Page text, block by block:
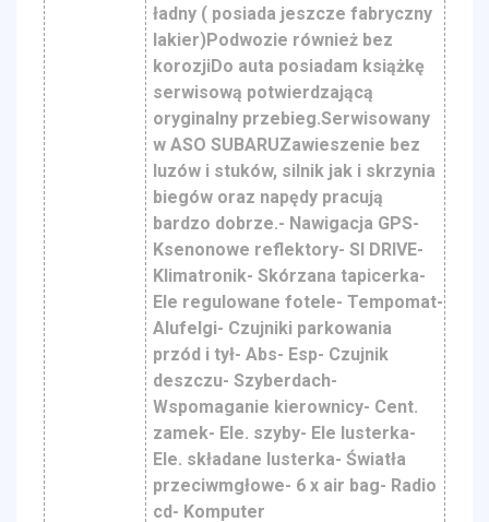
ładny ( posiada jeszcze fabryczny
lakier)Podwozie również bez
korozjiDo auta posiadam książkę
serwisową potwierdzającą
oryginalny przebieg.Serwisowany
w ASO SUBARUZawieszenie bez
luzów i stuków, silnik jak i skrzynia
biegów oraz napędy pracują
bardzo dobrze.- Nawigacja GPS-
Ksenonowe reflektory- SI DRIVE-
Klimatronik- Skórzana tapicerka-
Ele regulowane fotele- Tempomat-
Alufelgi- Czujniki parkowania
przód i tył- Abs- Esp- Czujnik
deszczu- Szyberdach-
Wspomaganie kierownicy- Cent.
zamek- Ele. szyby- Ele lusterka-
Ele. składane lusterka- Światła
przeciwmgłowe- 6 x air bag- Radio
cd- Komputer